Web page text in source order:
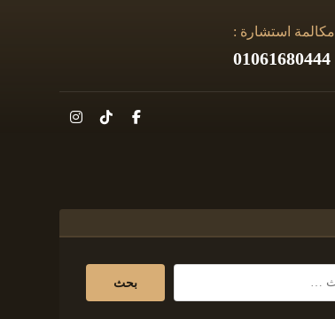
مكالمة استشارة :
01061680444